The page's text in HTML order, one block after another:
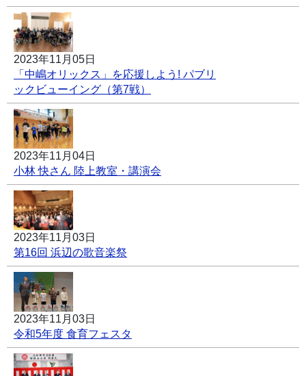
2023年11月05日
「中嶋オリックス」を応援しよう! パブリ
ックビューイング（第7戦）
2023年11月04日
小林 快さん 陸上教室・講演会
2023年11月03日
第16回 浜辺の歌音楽祭
2023年11月03日
令和5年度 食育フェスタ